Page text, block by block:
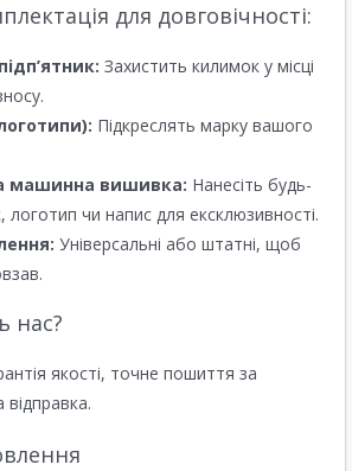
для довговічності:
Захистить килимок у місці
Підкреслять марку вашого
машинна вишивка: Нанесіть будь-
чи напис для ексклюзивності.
Універсальні або штатні, щоб
нас?
якості, точне пошиття за